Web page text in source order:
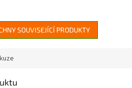
SOUVISEJÍCÍ PRODUKTY